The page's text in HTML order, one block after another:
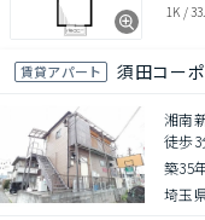
1K /
賃貸アパート 須田コーポ
湘南
徒歩3
築35
埼玉